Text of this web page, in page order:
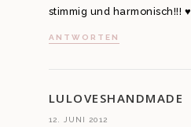
stimmig und harmonisch!!! ♥
ANTWORTEN
LULOVESHANDMADE
12. JUNI 2012